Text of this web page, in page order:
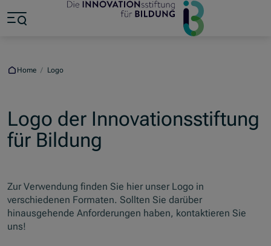
Jump to main content
Home / Logo
Logo der Innovationsstiftung
für Bildung
Zur Verwendung finden Sie hier unser Logo in
verschiedenen Formaten. Sollten Sie darüber
hinausgehende Anforderungen haben, kontaktieren Sie
uns!